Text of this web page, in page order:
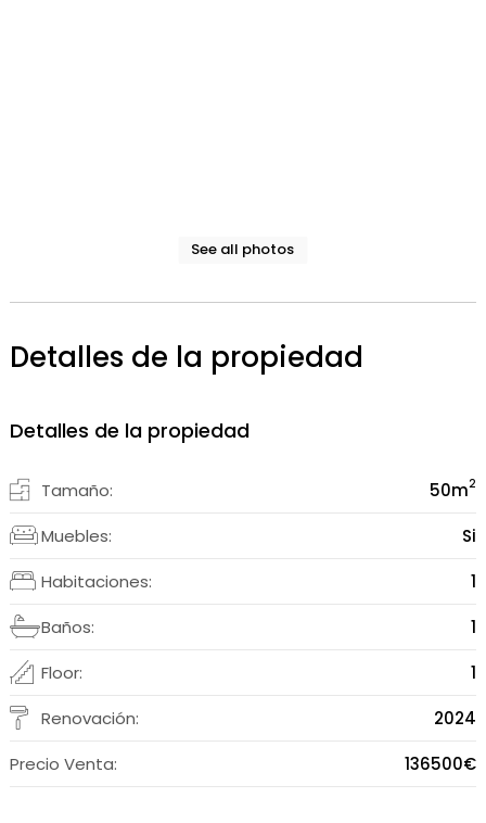
See all photos
Detalles de la propiedad
Detalles de la propiedad
Tamaño: 50m2
Muebles:
Si
Habitaciones:
1
Baños:
1
Floor:
1
Renovación:
2024
Precio Venta:
136500€